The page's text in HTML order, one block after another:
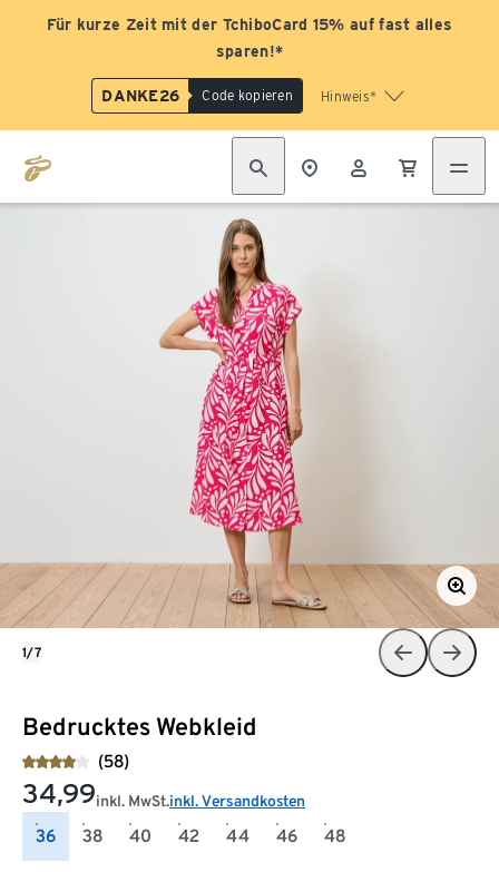
Für kurze Zeit mit der TchiboCard 15% auf fast alles
sparen!*
DANKE26 Code kopieren Hinweis*
Bedrucktes Webkleid
(58)
34,99inkl. MwSt.inkl. Versandkosten
36 38 40 42 44 46 48
1/7